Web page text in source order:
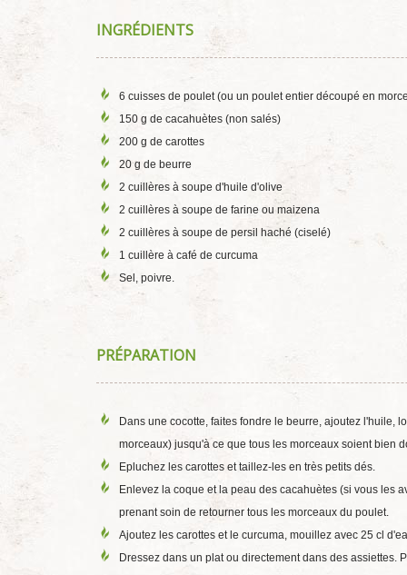
INGRÉDIENTS
6 cuisses de poulet (ou un poulet entier découpé en
150 g de cacahuètes (non salés)
200 g de carottes
20 g de beurre
2 cuillères à soupe d'huile d'olive
2 cuillères à soupe de farine ou maizena
2 cuillères à soupe de persil haché (ciselé)
1 cuillère à café de curcuma
Sel, poivre.
PRÉPARATION
Dans une cocotte, faites fondre le beurre, ajoutez l'huile,
morceaux) jusqu'à ce que tous les morceaux soient bien
Epluchez les carottes et taillez-les en très petits dés.
Enlevez la coque et la peau des cacahuètes (si vous les
prenant soin de retourner tous les morceaux du poulet.
Ajoutez les carottes et le curcuma, mouillez avec 25 cl
Dressez dans un plat ou directement dans des assiettes.